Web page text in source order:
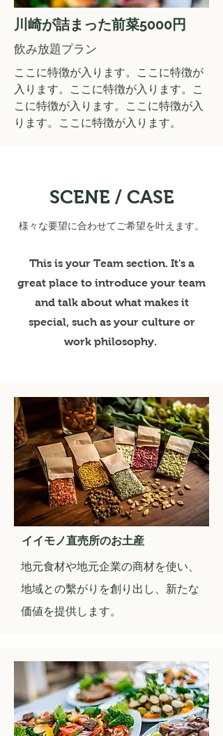
川崎が詰まった前菜5000円
飲み放題プラン
ここに特徴が入ります。ここに特徴が
入ります。ここに特徴が入ります。こ
こに特徴が入ります。ここに特徴が入
ります。ここに特徴が入ります。
SCENE / CASE
様々な要望に合わせてご希望を叶えます。
This is your Team section. It's a
great place to introduce your team
and talk about what makes it
special, such as your culture or
work philosophy.
イイモノ直売所のお土産
​地元食材や地元企業の商材を使い、
地域との繫がりを創り出し、新たな
価値を提供します。